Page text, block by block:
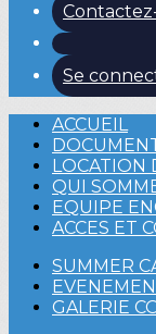
Se
ACCUEIL
LOCATION
QUI
EQUIPE
ACCES ET
SUMMER
GALERIE